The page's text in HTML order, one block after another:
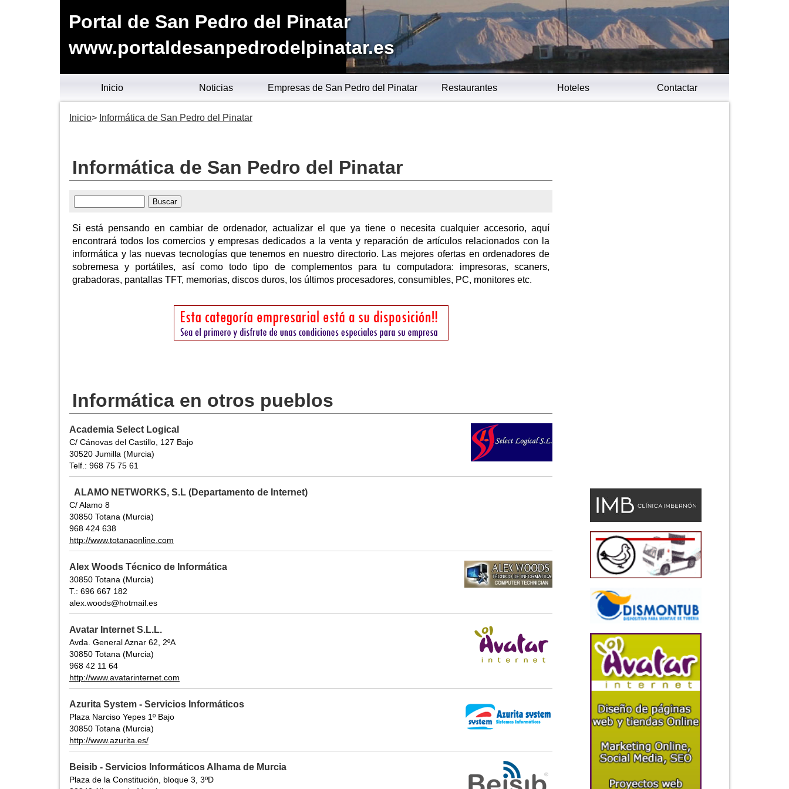
Portal de San Pedro del Pinatar
www.portaldesanpedrodelpinatar.es
Inicio Noticias Empresas de San Pedro del Pinatar Restaurantes Hoteles Contactar
Inicio Informática de San Pedro del Pinatar
Informática de San Pedro del Pinatar
Si está pensando en cambiar de ordenador, actualizar el que ya tiene o necesita cualquier accesorio, aquí
encontrará todos los comercios y empresas dedicados a la venta y reparación de artículos relacionados con la
informática y las nuevas tecnologías que tenemos en nuestro directorio. Las mejores ofertas en ordenadores de
sobremesa y portátiles, así como todo tipo de complementos para tu computadora: impresoras, scaners,
grabadoras, pantallas TFT, memorias, discos duros, los últimos procesadores, consumibles, PC, monitores etc.
Informática en otros pueblos
Academia Select Logical
C/ Cánovas del Castillo, 127 Bajo
30520 Jumilla (Murcia)
Telf.: 968 75 75 61
ALAMO NETWORKS, S.L (Departamento de Internet)
C/ Alamo 8
30850 Totana (Murcia)
968 424 638
http://www.totanaonline.com
Alex Woods Técnico de Informática
30850 Totana (Murcia)
T.: 696 667 182
alex.woods@hotmail.es
Avatar Internet S.L.L.
Avda. General Aznar 62, 2ºA
30850 Totana (Murcia)
968 42 11 64
http://www.avatarinternet.com
Azurita System - Servicios Informáticos
Plaza Narciso Yepes 1º Bajo
30850 Totana (Murcia)
http://www.azurita.es/
Beisib - Servicios Informáticos Alhama de Murcia
Plaza de la Constitución, bloque 3, 3ºD